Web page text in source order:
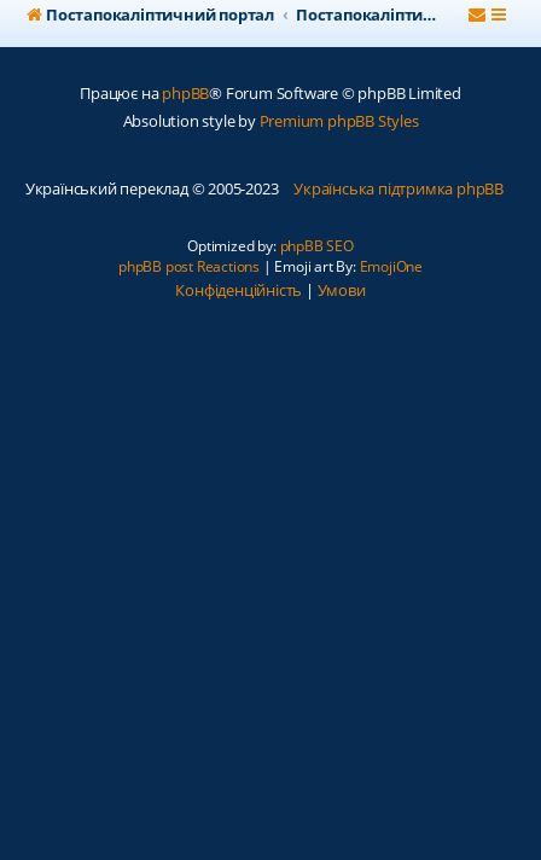
Постапокаліптичний портал Постапокаліптичний форум
Працює наphpBB® Forum Software © phpBB Limited
Absolution style by Premium phpBB Styles
Український переклад © 2005-2023 Українська підтримка phpBB
Optimized by: phpBB SEO
phpBB post Reactions| Emoji art By: EmojiOne
Конфіденційність | Умови